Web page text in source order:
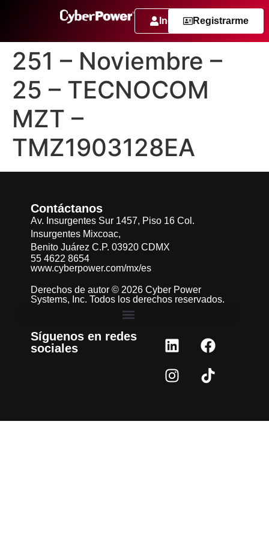
IngresarRegistrarme
251 – Noviembre –
25 – TECNOCOM
MZT –
TMZ1903128EA
Contáctanos
Av. Insurgentes Sur 1457, Piso 16 Col.
Insurgentes Mixcoac,
Benito Juárez C.P. 03920 CDMX
55 4622 8654
www.cyberpower.com/mx/es
Derechos de autor © 2026 Cyber Power
Systems, Inc. Todos los derechos reservados.
Síguenos en redes
sociales